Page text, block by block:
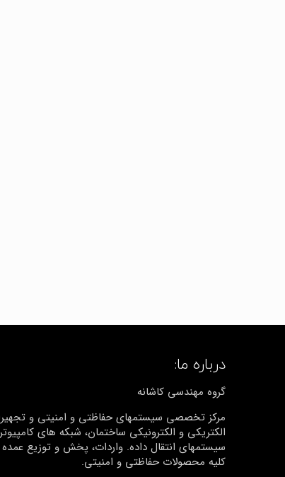
درباره ما:
گروه مهندسی کاشانه
مرکز تخصصی سیستمهای حفاظتی و امنیتی و
الکتریکی و الکترونیکی ساختمان، شبکه های
سیستمهای انتقال داده. واردات، پخش و توزیع
کلیه محصولات حفاظتی و امنیتی.